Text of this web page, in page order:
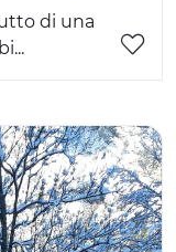
di una